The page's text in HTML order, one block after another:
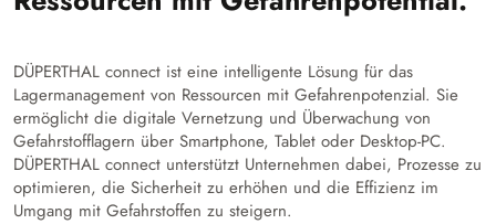
DÜPERTHAL connect ist eine intelligente Lösung für das
Lagermanagement von Ressourcen mit Gefahrenpotenzial. Sie
ermöglicht die digitale Vernetzung und Überwachung von
Gefahrstofflagern über Smartphone, Tablet oder Desktop-PC.
DÜPERTHAL connect unterstützt Unternehmen dabei, Prozesse zu
optimieren, die Sicherheit zu erhöhen und die Effizienz im
Umgang mit Gefahrstoffen zu steigern.